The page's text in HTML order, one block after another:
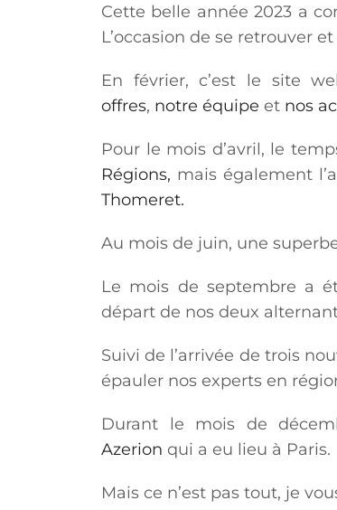
Cette belle année 2023 a
L’occasion de se retrouver
En février, c’est le site
offres, notre équipe et nos
Pour le mois d’avril, le
Régions, mais également
Thomeret.
Au mois de juin, une
Le mois de septembre a
départ de nos deux
Suivi de l’arrivée de trois
épauler nos experts en
Durant le mois de
Azerion qui a eu lieu à Paris.
Mais ce n’est pas tout, je